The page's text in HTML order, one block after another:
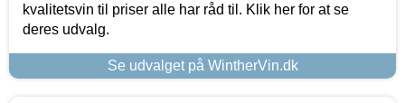
kvalitetsvin til priser alle har råd til. Klik her for at se
deres udvalg.
Se udvalget på WintherVin.dk